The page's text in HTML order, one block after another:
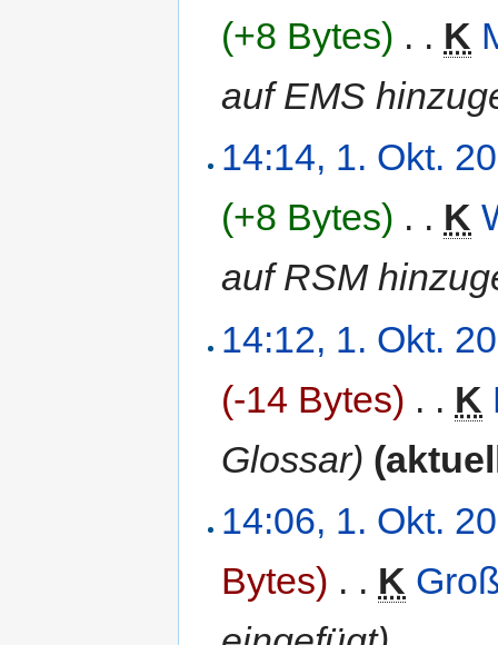
(+8 Bytes) . . K
auf EMS
14:14, 1. Okt.
(+8 Bytes) . . K
auf RSM
14:12, 1. Okt.
(-14 Bytes) . . K
Glossar)
14:06, 1. Okt.
Bytes) . . K